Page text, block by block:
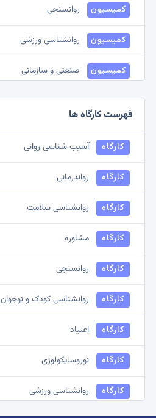
کمیسیون روانسنجی
کمیسیون روانشناسی ورزشی
کمیسیون صنعتی و سازمانی
کمیسیون مشاوره ازدواج
کمیسیون روانشناسی بالینی کودک
کمیسیون روانشناسی اجتماعی
کمیسیون روانشناسی شناختی
کمیسیون مشاوره توانبخشی
کمیسیون نظامی و انتظامی
کمیسیون روانشناسی دینی
کمیسیون روانشناسی بالینی
کمیسیون روانشناسی
فهرست کارگاه ها
کارگاه آسیب شناسی روانی
کارگاه رواندرمانی
کارگاه روانشناسی سلامت
کارگاه مشاوره
کارگاه روانسنجی
کارگاه روانشناسی کودک و نوجوان
کارگاه اعتیاد
کارگاه نوروسایکولوژی
کارگاه روانشناسی ورزشی